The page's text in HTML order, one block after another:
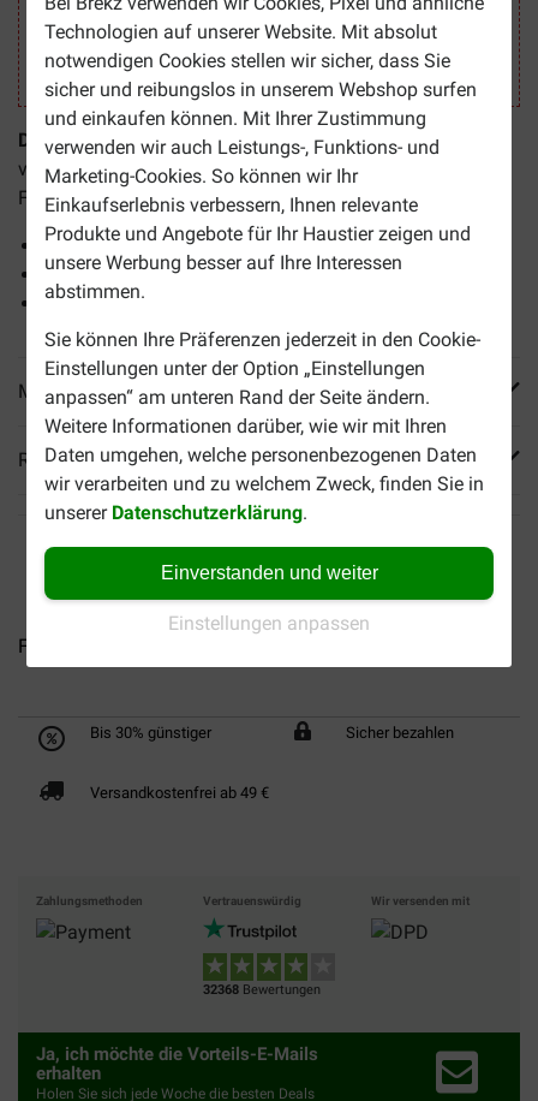
Technologien auf unserer Website. Mit absolut
notwendigen Cookies stellen wir sicher, dass Sie
sicher und reibungslos in unserem Webshop surfen
und einkaufen können. Mit Ihrer Zustimmung
verwenden wir auch Leistungs-, Funktions- und
Marketing-Cookies. So können wir Ihr
Einkaufserlebnis verbessern, Ihnen relevante
Produkte und Angebote für Ihr Haustier zeigen und
unsere Werbung besser auf Ihre Interessen
abstimmen.
Sie können Ihre Präferenzen jederzeit in den Cookie-
Einstellungen unter der Option „Einstellungen
anpassen“ am unteren Rand der Seite ändern.
Weitere Informationen darüber, wie wir mit Ihren
Daten umgehen, welche personenbezogenen Daten
wir verarbeiten und zu welchem Zweck, finden Sie in
unserer Datenschutzerklärung.
Einverstanden und weiter
Einstellungen anpassen
Doils Skin Omega-3 Fischöl – Futterergänzungsmittel
verhilft Ihrem Hund zu einem glänzenden und gesunden
Fell.
Reich an Omega-3-Fettsäuren (63%)
Enthält ungesättigte Fettsäuren
Sicher zu benutzen
Mehr Produktinfos
Reviews
FestyBites Probiotica mit...
Bis 30% günstiger Sicher bezahlen
Versandkostenfrei ab 49 €
Zahlungsmethoden Vertrauenswürdig
32368 Bewertungen
Wir versenden mit
Ja, ich möchte die Vorteils-E-Mails
erhalten
Holen Sie sich jede Woche die besten Deals